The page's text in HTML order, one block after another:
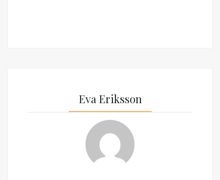
Eva Eriksson